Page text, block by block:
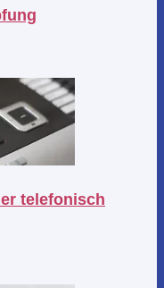
telefonisch